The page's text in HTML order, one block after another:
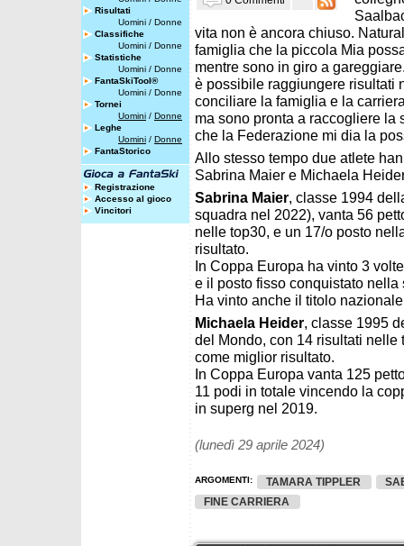
Risultati
Uomini / Donne
Classifiche
Uomini / Donne
Statistiche
Uomini / Donne
FantaSkiTool®
Uomini / Donne
Tornei
Uomini / Donne
Leghe
Uomini / Donne
FantaStorico
Registrazione
Accesso al gioco
Vincitori
vita non è ancora chiuso.
famiglia che la piccola Mia
mentre sono in giro a
è possibile raggiungere risultati
conciliare la famiglia e la
ma sono pronta a raccogliere la
che la Federazione mi dia la
Allo stesso tempo due atlete
Sabrina Maier e Michaela
Sabrina Maier, classe 1994
squadra nel 2022), vanta 56
nelle top30, e un 17/o posto
risultato.
In Coppa Europa ha vinto 3
e il posto fisso conquistato
Ha vinto anche il titolo
Michaela Heider, classe 1995
del Mondo, con 14 risultati
come miglior risultato.
In Coppa Europa vanta 125
11 podi in totale vincendo la
in superg nel 2019.
(lunedì 29 aprile 2024)
ARGOMENTI: TAMARA TIPPLER
FINE CARRIERA